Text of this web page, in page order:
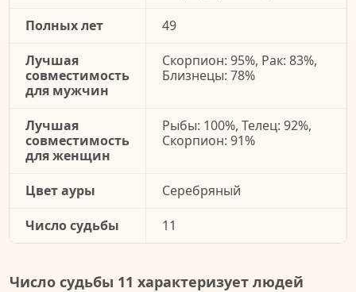
Полных лет
49
Лучшая
совместимость
для мужчин
Скорпион: 95%, Рак: 83%,
Близнецы: 78%
Лучшая
совместимость
для женщин
Рыбы: 100%, Телец: 92%,
Скорпион: 91%
Цвет ауры
Серебряный
Число судьбы
11
Число судьбы 11 характеризует людей